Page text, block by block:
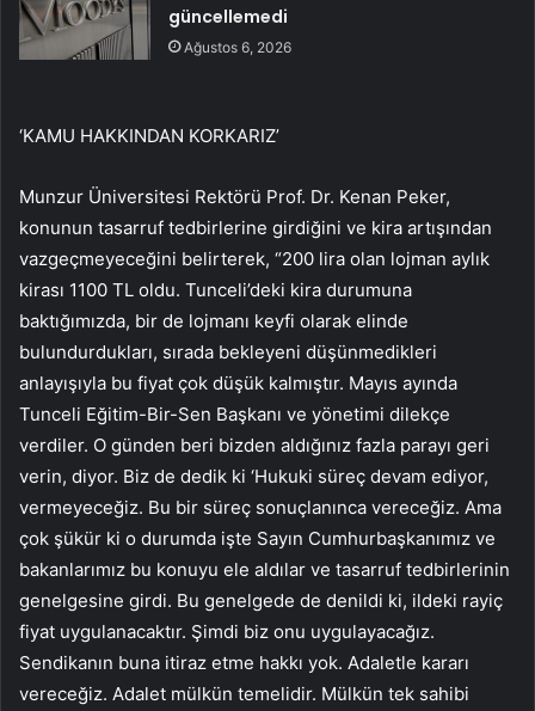
güncellemedi
Ağustos 6, 2026
‘KAMU HAKKINDAN KORKARIZ’
Munzur Üniversitesi Rektörü Prof. Dr. Kenan Peker,
konunun tasarruf tedbirlerine girdiğini ve kira artışından
vazgeçmeyeceğini belirterek, “200 lira olan lojman aylık
kirası 1100 TL oldu. Tunceli’deki kira durumuna
baktığımızda, bir de lojmanı keyfi olarak elinde
bulundurdukları, sırada bekleyeni düşünmedikleri
anlayışıyla bu fiyat çok düşük kalmıştır. Mayıs ayında
Tunceli Eğitim-Bir-Sen Başkanı ve yönetimi dilekçe
verdiler. O günden beri bizden aldığınız fazla parayı geri
verin, diyor. Biz de dedik ki ‘Hukuki süreç devam ediyor,
vermeyeceğiz. Bu bir süreç sonuçlanınca vereceğiz. Ama
çok şükür ki o durumda işte Sayın Cumhurbaşkanımız ve
bakanlarımız bu konuyu ele aldılar ve tasarruf tedbirlerinin
genelgesine girdi. Bu genelgede de denildi ki, ildeki rayiç
fiyat uygulanacaktır. Şimdi biz onu uygulayacağız.
Sendikanın buna itiraz etme hakkı yok. Adaletle kararı
vereceğiz. Adalet mülkün temelidir. Mülkün tek sahibi